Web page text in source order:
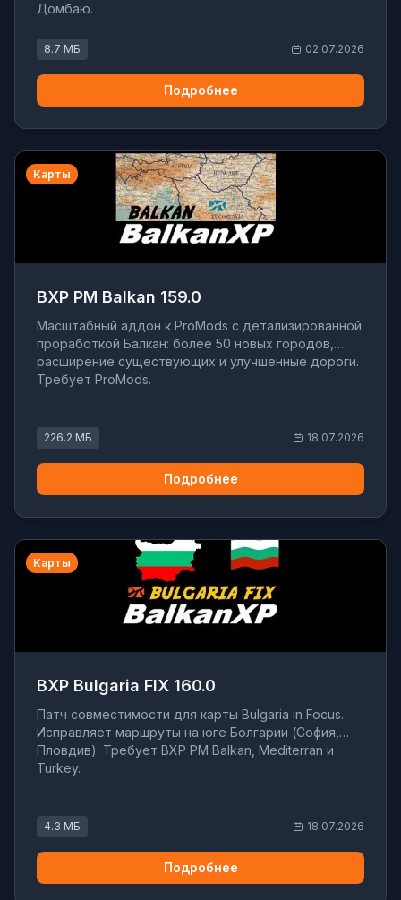
Домбаю.
8.7 МБ 02.07.2026
Подробнее
Карты
BXP PM Balkan 159.0
Масштабный аддон к ProMods с детализированной
проработкой Балкан: более 50 новых городов,
расширение существующих и улучшенные дороги.
Требует ProMods.
226.2 МБ 18.07.2026
Подробнее
Карты
BXP Bulgaria FIX 160.0
Патч совместимости для карты Bulgaria in Focus.
Исправляет маршруты на юге Болгарии (София,
Пловдив). Требует BXP PM Balkan, Mediterran и
Turkey.
4.3 МБ 18.07.2026
Подробнее